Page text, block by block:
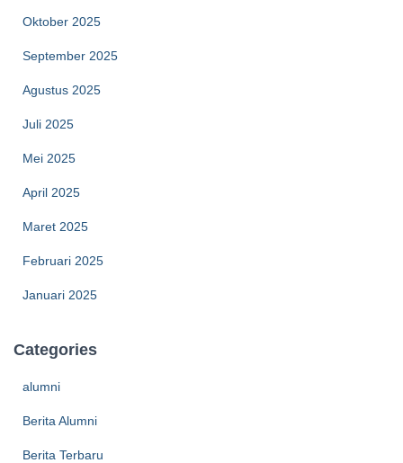
Oktober 2025
September 2025
Agustus 2025
Juli 2025
Mei 2025
April 2025
Maret 2025
Februari 2025
Januari 2025
Categories
alumni
Berita Alumni
Berita Terbaru